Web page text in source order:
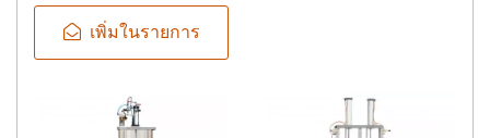
เพิ่มในรายการ